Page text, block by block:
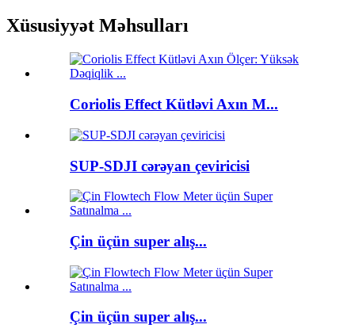
Xüsusiyyət Məhsulları
Coriolis Effect Kütləvi Axın M...
SUP-SDJI cərəyan çeviricisi
Çin üçün super alış...
Çin üçün super alış...